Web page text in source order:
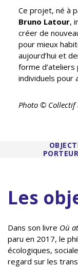
Ce projet, né à
Bruno Latour,
créer de
pour mieux
aujourd’hui et
forme
individuels pour
Photo © Collectif
Les
Dans son livre Où
paru en 2017, le
écologiques,
regard sur les